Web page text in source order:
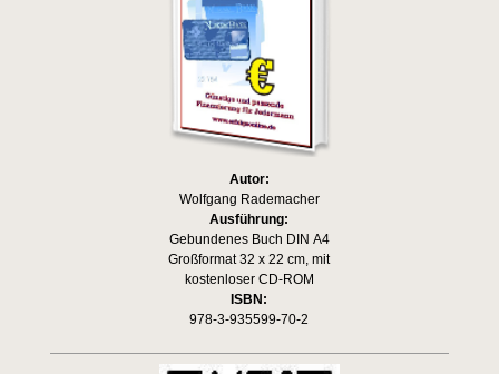
Autor:
Wolfgang Rademacher
Ausführung:
Gebundenes Buch DIN A4
Großformat 32 x 22 cm, mit
kostenloser CD-ROM
ISBN:
978-3-935599-70-2